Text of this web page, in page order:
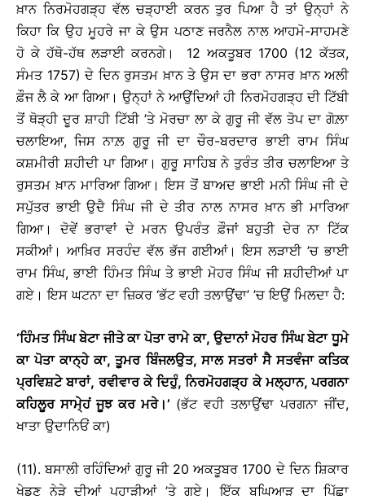
ਖ਼ਾਨ ਨਿਰਮੋਹਗੜ੍ਹ ਵੱਲ ਚੜ੍ਹਾਈ ਕਰਨ ਤੁਰ ਪਿਆ ਹੈ ਤਾਂ ਉਨ੍ਹਾਂ ਨੇ
ਕਿਹਾ ਕਿ ਉਹ ਮੂਹਰੇ ਜਾ ਕੇ ਉਸ ਪਠਾਣ ਜਰਨੈਲ ਨਾਲ ਆਹਮੋ-ਸਾਹਮਣੇ
ਹੋ ਕੇ ਹੱਥੋ-ਹੱਥ ਲੜਾਈ ਕਰਨਗੇ। 12 ਅਕਤੂਬਰ 1700 (12 ਕੱਤਕ,
ਸੰਮਤ 1757) ਦੇ ਦਿਨ ਰੁਸਤਮ ਖ਼ਾਨ ਤੇ ਉਸ ਦਾ ਭਰਾ ਨਾਸਰ ਖ਼ਾਨ ਅਲੀ
ਫ਼ੌਜ ਲੈ ਕੇ ਆ ਗਿਆ। ਉਨ੍ਹਾਂ ਨੇ ਆਉਂਦਿਆਂ ਹੀ ਨਿਰਮੋਹਗੜ੍ਹ ਦੀ ਟਿੱਬੀ
ਤੋਂ ਥੋੜ੍ਹੀ ਦੂਰ ਸ਼ਾਹੀ ਟਿੱਬੀ ’ਤੇ ਮੋਰਚਾ ਲਾ ਕੇ ਗੁਰੂ ਜੀ ਵੱਲ ਤੋਪ ਦਾ ਗੋਲ਼ਾ
ਚਲਾਇਆ, ਜਿਸ ਨਾਲ਼ ਗੁਰੂ ਜੀ ਦਾ ਚੌਰ-ਬਰਦਾਰ ਭਾਈ ਰਾਮ ਸਿੰਘ
ਕਸ਼ਮੀਰੀ ਸ਼ਹੀਦੀ ਪਾ ਗਿਆ। ਗੁਰੂ ਸਾਹਿਬ ਨੇ ਤੁਰੰਤ ਤੀਰ ਚਲਾਇਆ ਤੇ
ਰੁਸਤਮ ਖ਼ਾਨ ਮਾਰਿਆ ਗਿਆ। ਇਸ ਤੋਂ ਬਾਅਦ ਭਾਈ ਮਨੀ ਸਿੰਘ ਜੀ ਦੇ
ਸਪੁੱਤਰ ਭਾਈ ਉਦੈ ਸਿੰਘ ਜੀ ਦੇ ਤੀਰ ਨਾਲ ਨਾਸਰ ਖ਼ਾਨ ਭੀ ਮਾਰਿਆ
ਗਿਆ। ਦੋਵੇਂ ਭਰਾਵਾਂ ਦੇ ਮਰਨ ਉਪਰੰਤ ਫ਼ੌਜਾਂ ਬਹੁਤੀ ਦੇਰ ਨਾ ਟਿੱਕ
ਸਕੀਆਂ। ਆਖ਼ਿਰ ਸਰਹੰਦ ਵੱਲ ਭੱਜ ਗਈਆਂ। ਇਸ ਲੜਾਈ ’ਚ ਭਾਈ
ਰਾਮ ਸਿੰਘ, ਭਾਈ ਹਿੰਮਤ ਸਿੰਘ ਤੇ ਭਾਈ ਮੋਹਰ ਸਿੰਘ ਜੀ ਸ਼ਹੀਦੀਆਂ ਪਾ
ਗਏ। ਇਸ ਘਟਨਾ ਦਾ ਜ਼ਿਕਰ ‘ਭੱਟ ਵਹੀ ਤਲਾਉਂਢਾ’ ’ਚ ਇਉਂ ਮਿਲਦਾ ਹੈ:
‘ਹਿੰਮਤ ਸਿੰਘ ਬੇਟਾ ਜੀਤੇ ਕਾ ਪੋਤਾ ਰਾਮੇ ਕਾ, ਉਦਾਨਾਂ ਮੋਹਰ ਸਿੰਘ ਬੇਟਾ ਧੂਮੇ
ਕਾ ਪੋਤਾ ਕਾਨ੍ਹੇ ਕਾ, ਤੂਮਰ ਬਿੰਜਲਉਤ, ਸਾਲ ਸਤਰਾਂ ਸੈ ਸਤਵੰਜਾ ਕਤਿਕ
ਪ੍ਰਵਿਸ਼ਟੇ ਬਾਰਾਂ, ਰਵੀਵਾਰ ਕੇ ਦਿਹੁੰ, ਨਿਰਮੋਹਗੜ੍ਹ ਕੇ ਮਲ੍ਹਾਨ, ਪਰਗਨਾ
ਕਹਿਲੂਰ ਸਾਮੇ੍ਹਂ ਜੂਝ ਕਰ ਮਰੇ।’ (ਭੱਟ ਵਹੀ ਤਲਾਉਂਢਾ ਪਰਗਨਾ ਜੀਂਦ,
ਖਾਤਾ ਉਦਾਨਿਓਂ ਕਾ)
(11). ਬਸਾਲੀ ਰਹਿੰਦਿਆਂ ਗੁਰੂ ਜੀ 20 ਅਕਤੂਬਰ 1700 ਦੇ ਦਿਨ ਸ਼ਿਕਾਰ
ਖੇਡਣ ਨੇੜੇ ਦੀਆਂ ਪਹਾੜੀਆਂ ’ਤੇ ਗਏ। ਇੱਕ ਬਘਿਆੜ ਦਾ ਪਿੱਛਾ